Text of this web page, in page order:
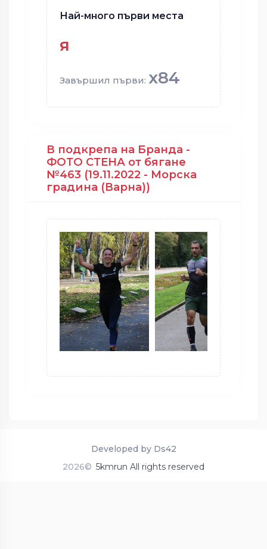
Най-много първи места
я
Завършил първи: x84
В подкрепа на Бранда -
ФОТО СТЕНА от бягане
№463 (19.11.2022 - Морска
градина (Варна))
2026© 5kmrun All rights reserved
Developed by Ds42